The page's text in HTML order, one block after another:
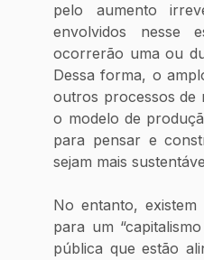
pelo aumento
envolvidos nesse
ocorrerão uma ou
Dessa forma, o
outros processos de
o modelo de
para pensar e
sejam mais
No entanto,
para um
pública que estão